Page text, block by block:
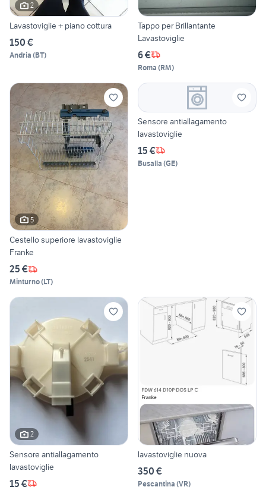
2
Lavastoviglie + piano cottura
150 €
Andria (BT)
Tappo per Brillantante
Lavastoviglie
6 €
Roma (RM)
5
Cestello superiore lavastoviglie
Franke
25 €
Minturno(LT)
Sensore antiallagamento
lavastoviglie
15 €
Busalla (GE)
2
Sensore antiallagamento
lavastoviglie
15 €
lavastoviglie nuova
350 €
Pescantina (VR)